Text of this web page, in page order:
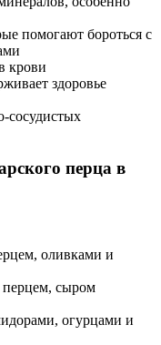
помогают бороться с
крови
здоровье
сосудистых
перца в
оливками и
перцем, сыром
огурцами и